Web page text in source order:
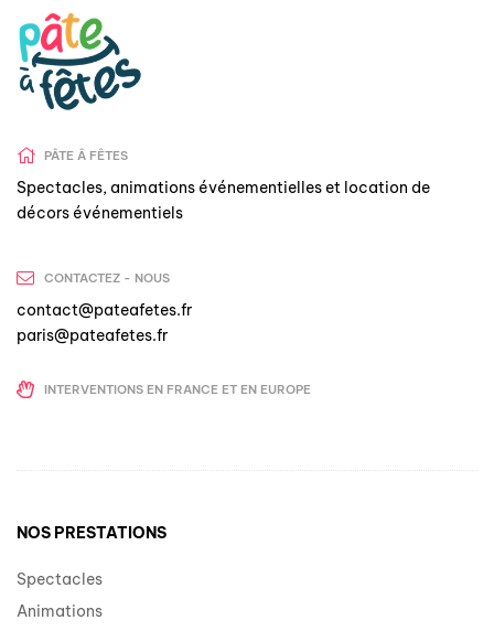
PÂTE Â FÊTES
Spectacles, animations événementielles et location de
décors événementiels
CONTACTEZ - NOUS
contact@pateafetes.fr
paris@pateafetes.fr
INTERVENTIONS EN FRANCE ET EN EUROPE
NOS PRESTATIONS
Spectacles
Animations